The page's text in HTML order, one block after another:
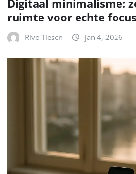
Digitaal minimalisme:
ruimte voor echte focus
Rivo Tiesen jan 4, 2026